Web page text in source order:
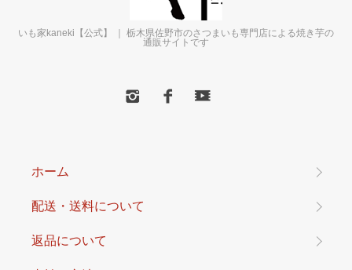
いも家kaneki【公式】 ｜ 栃木県佐野市のさつまいも専門店による焼き芋の
通販サイトです
ホーム
配送・送料について
返品について